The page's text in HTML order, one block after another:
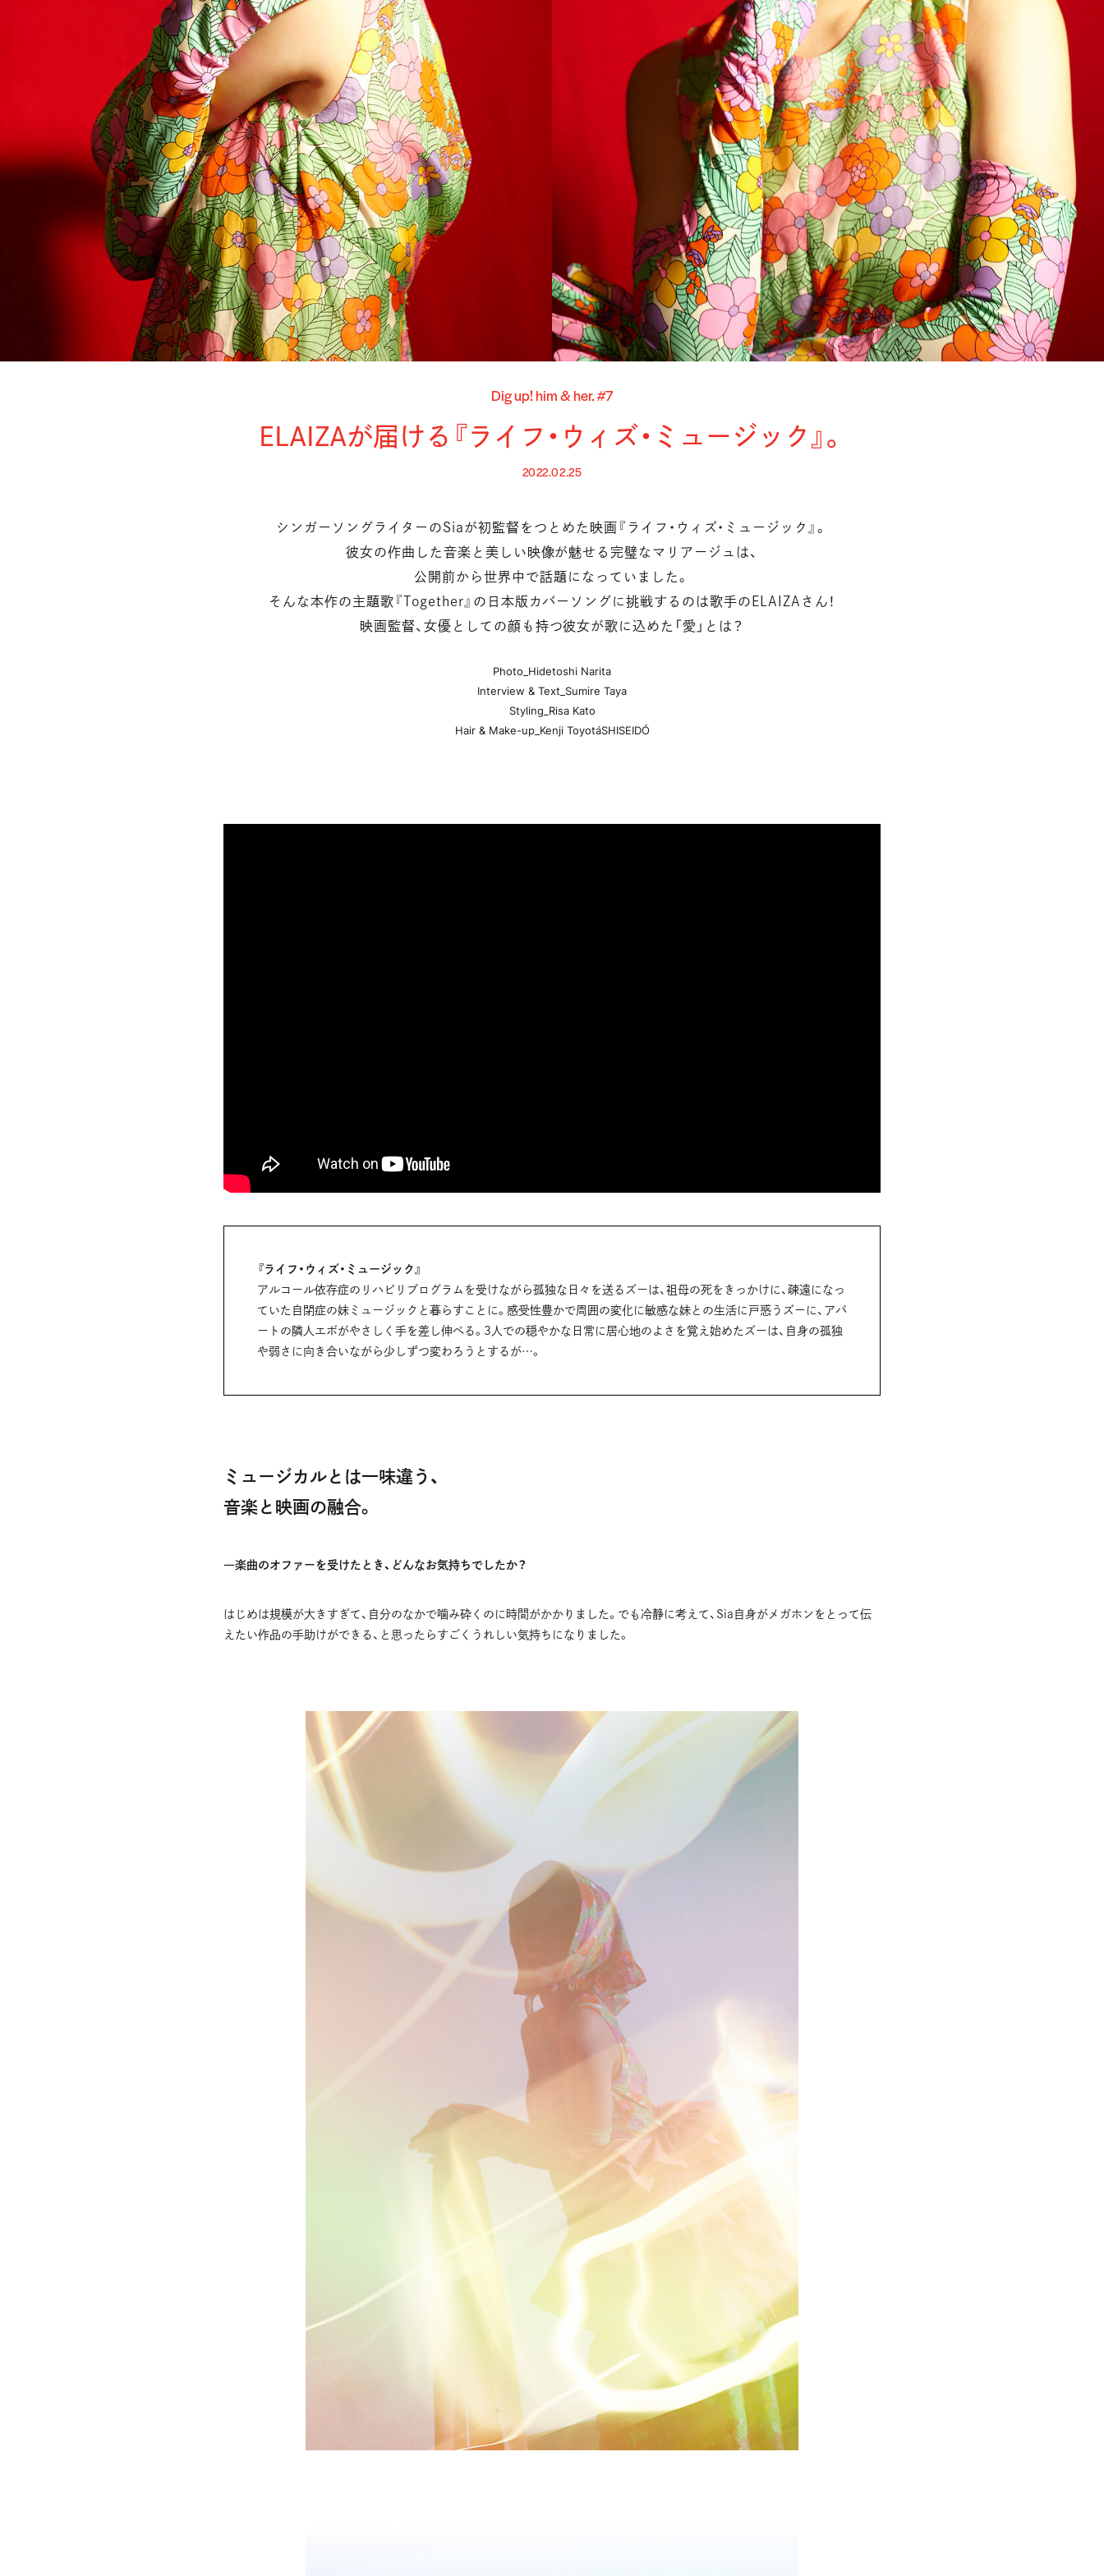
Dig up! him & her. #7
ELAIZAが届ける『ライフ・ウィズ・ミュージック』。
2022.02.25
シンガーソングライターのSiaが初監督をつとめた映画『ライフ・ウィズ・ミュージック』。
彼女の作曲した音楽と美しい映像が魅せる完璧なマリアージュは、
公開前から世界中で話題になっていました。
そんな本作の主題歌『Together』の日本版カバーソングに挑戦するのは歌手のELAIZAさん！
映画監督、女優としての顔も持つ彼女が歌に込めた「愛」とは？
Photo_Hidetoshi Narita
Interview & Text_Sumire Taya
Styling_Risa Kato
Hair & Make-up_Kenji Toyota（SHISEIDO）
『ライフ・ウィズ・ミュージック』
アルコール依存症のリハビリプログラムを受けながら孤独な日々を送るズーは、祖母の死をきっかけに、疎遠になっ
ていた自閉症の妹ミュージックと暮らすことに。感受性豊かで周囲の変化に敏感な妹との生活に戸惑うズーに、アパ
ートの隣人エボがやさしく手を差し伸べる。3人での穏やかな日常に居心地のよさを覚え始めたズーは、自身の孤独
や弱さに向き合いながら少しずつ変わろうとするが…。
ミュージカルとは一味違う、
音楽と映画の融合。
―楽曲のオファーを受けたとき、どんなお気持ちでしたか？
はじめは規模が大きすぎて、自分のなかで噛み砕くのに時間がかかりました。でも冷静に考えて、Sia自身がメガホンをとって伝
えたい作品の手助けができる、と思ったらすごくうれしい気持ちになりました。